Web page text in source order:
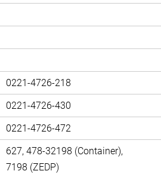
0221-4726-218
0221-4726-430
0221-4726-472
627, 478-32198 (Container),
7198 (ZEDP)